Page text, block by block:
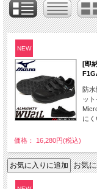
NEW
[即
防水
ッ
にく
価格： 16,280円(税込)
お気